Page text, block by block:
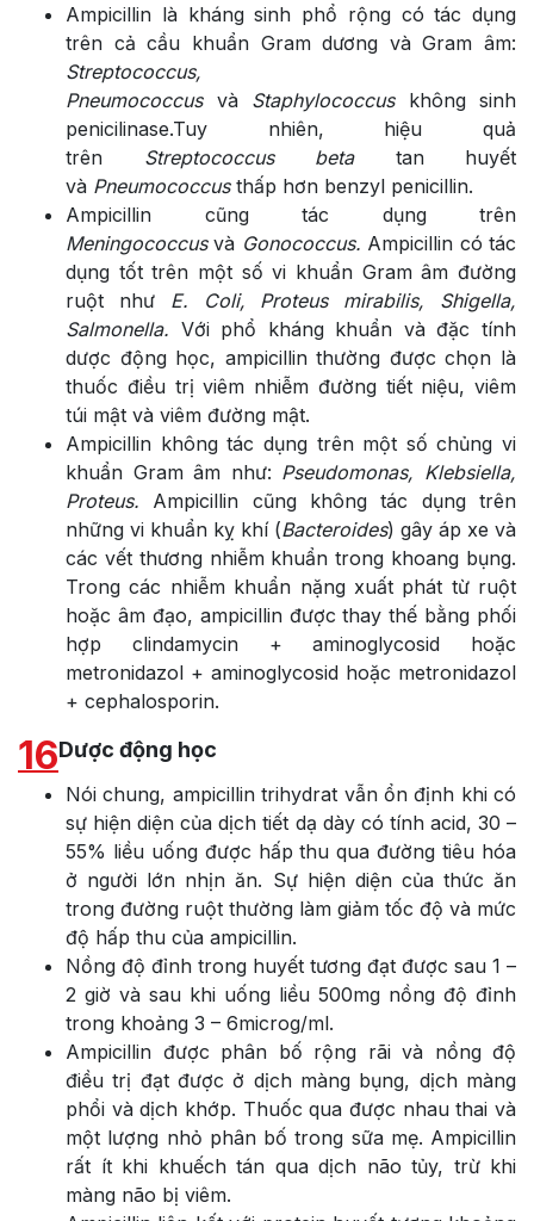
Ampicillin là kháng sinh phổ rộng có tác dụng
trên cả cầu khuẩn Gram dương và Gram âm:
Streptococcus,
Pneumococcusvà Staphylococcuskhông sinh
penicilinase.Tuy nhiên, hiệu quả
trên Streptococcus betatan huyết
và Pneumococcusthấp hơn benzyl penicillin.
Ampicillin cũng tác dụng trên
Meningococcusvà Gonococcus. Ampicillin có tác
dụng tốt trên một số vi khuẩn Gram âm đường
ruột như E. Coli, Proteus mirabilis, Shigella,
Salmonella. Với phổ kháng khuẩn và đặc tính
dược động học, ampicillin thường được chọn là
thuốc điều trị viêm nhiễm đường tiết niệu, viêm
túi mật và viêm đường mật.
Ampicillin không tác dụng trên một số chủng vi
khuẩn Gram âm như: Pseudomonas, Klebsiella,
Proteus. Ampicillin cũng không tác dụng trên
những vi khuẩn kỵ khí (Bacteroides) gây áp xe và
các vết thương nhiễm khuẩn trong khoang bụng.
Trong các nhiễm khuẩn nặng xuất phát từ ruột
hoặc âm đạo, ampicillin được thay thế bằng phối
hợp clindamycin + aminoglycosid hoặc
metronidazol + aminoglycosid hoặc metronidazol
+ cephalosporin.
16Dược động học
Nói chung, ampicillin trihydrat vẫn ổn định khi có
sự hiện diện của dịch tiết dạ dày có tính acid, 30 –
55% liều uống được hấp thu qua đường tiêu hóa
ở người lớn nhịn ăn. Sự hiện diện của thức ăn
trong đường ruột thường làm giảm tốc độ và mức
độ hấp thu của ampicillin.
Nồng độ đỉnh trong huyết tương đạt được sau 1 –
2 giờ và sau khi uống liều 500mg nồng độ đỉnh
trong khoảng 3 – 6microg/ml.
Ampicillin được phân bố rộng rãi và nồng độ
điều trị đạt được ở dịch màng bụng, dịch màng
phổi và dịch khớp. Thuốc qua được nhau thai và
một lượng nhỏ phân bố trong sữa mẹ. Ampicillin
rất ít khi khuếch tán qua dịch não tủy, trừ khi
màng não bị viêm.